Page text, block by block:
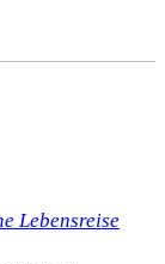
Lebensreise